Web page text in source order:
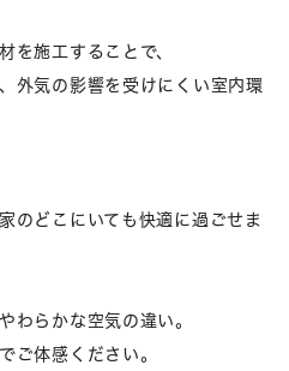
を施工することで、
外気の影響を受けにくい室内環
のどこにいても快適に過ごせま
わらかな空気の違い。
ご体感ください。